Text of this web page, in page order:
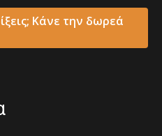
Κάνε την δωρεά